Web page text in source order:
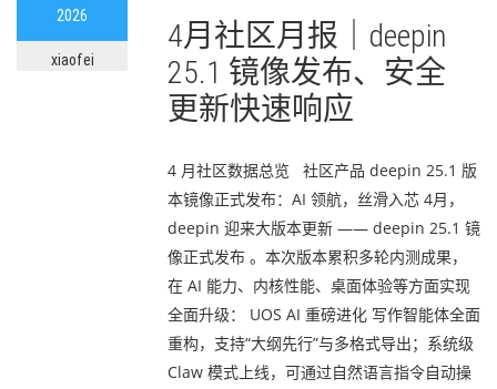
2026
xiaofei
4月社区月报｜deepin
25.1 镜像发布、安全
更新快速响应
4 月社区数据总览 社区产品 deepin 25.1 版
本镜像正式发布：AI 领航，丝滑入芯 4月，
deepin 迎来大版本更新 —— deepin 25.1 镜
像正式发布 。本次版本累积多轮内测成果，
在 AI 能力、内核性能、桌面体验等方面实现
全面升级： UOS AI 重磅进化 写作智能体全面
重构，支持“大纲先行”与多格式导出；系统级
Claw 模式上线，可通过自然语言指令自动操